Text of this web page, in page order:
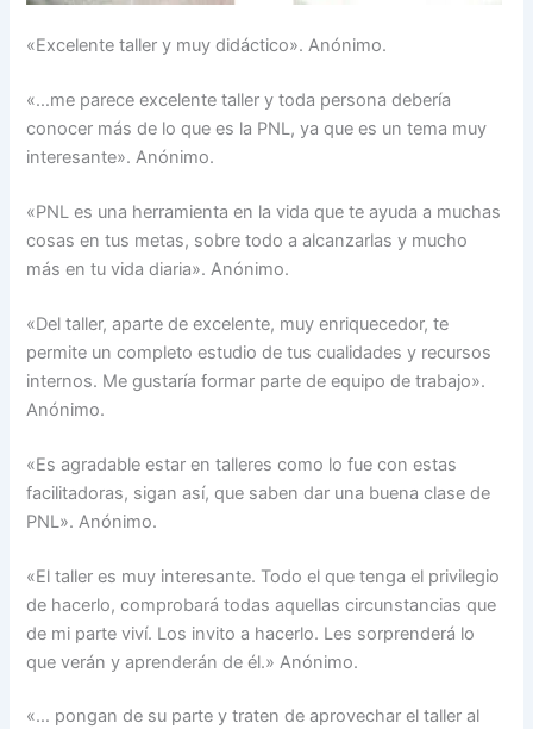
«Excelente taller y muy didáctico». Anónimo.
«…me parece excelente taller y toda persona debería
conocer más de lo que es la PNL, ya que es un tema muy
interesante». Anónimo.
«PNL es una herramienta en la vida que te ayuda a muchas
cosas en tus metas, sobre todo a alcanzarlas y mucho
más en tu vida diaria». Anónimo.
«Del taller, aparte de excelente, muy enriquecedor, te
permite un completo estudio de tus cualidades y recursos
internos. Me gustaría formar parte de equipo de trabajo».
Anónimo.
«Es agradable estar en talleres como lo fue con estas
facilitadoras, sigan así, que saben dar una buena clase de
PNL». Anónimo.
«El taller es muy interesante. Todo el que tenga el privilegio
de hacerlo, comprobará todas aquellas circunstancias que
de mi parte viví. Los invito a hacerlo. Les sorprenderá lo
que verán y aprenderán de él.» Anónimo.
«… pongan de su parte y traten de aprovechar el taller al